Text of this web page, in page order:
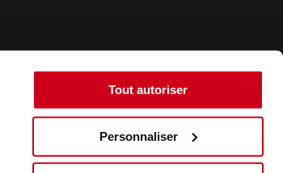
Tout autoriser
Personnaliser
©2022 - SurplusAuto - Réalisation : datasolution.fr